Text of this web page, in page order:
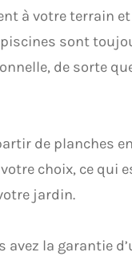
à votre terrain
sont
de sorte
de planches
choix, ce qui
jardin.
avez la garantie